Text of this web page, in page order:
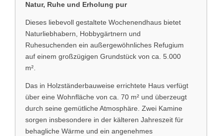
Yasal bilgi (DE)
koşullar (DE)
Natur, Ruhe und Erholung pur
Dieses liebevoll gestaltete Wochenendhaus bietet
Naturliebhabern, Hobbygärtnern und
Ruhesuchenden ein außergewöhnliches Refugium
auf einem großzügigen Grundstück von ca. 5.000
m².
Das in Holzständerbauweise errichtete Haus verfügt
über eine Wohnfläche von ca. 70 m² und überzeugt
durch seine gemütliche Atmosphäre. Zwei Kamine
sorgen insbesondere in der kälteren Jahreszeit für
behagliche Wärme und ein angenehmes